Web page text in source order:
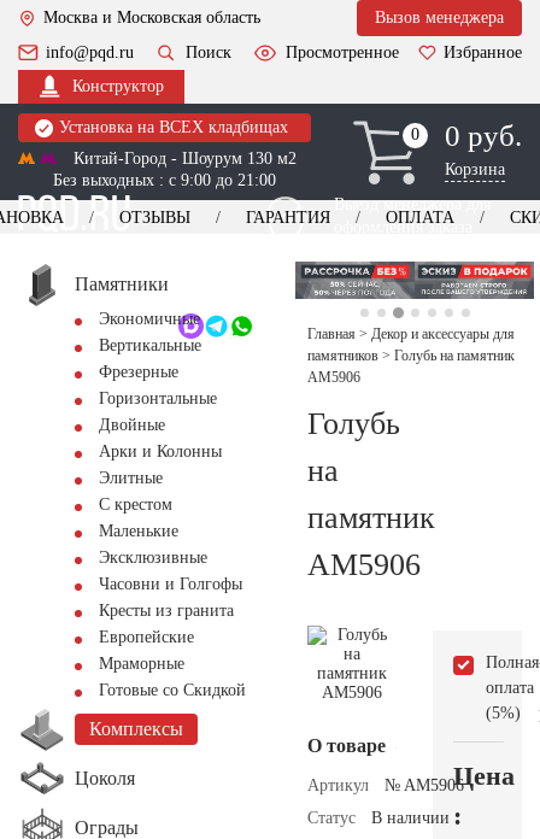
Москва и Московская область
Вызов менеджера
info@pqd.ru
Поиск Просмотренное
Избранное
Конструктор
Установка на ВСЕХ кладбищах
Китай-Город - Шоурум 130 м2
Без выходных : с 9:00 до 21:00
0
0 0 руб.
Корзина
Выезд менеджера для
оформления заказа
+7 (495) 518-44-23
Обратный звонок
ОТЗЫВЫ ГАРАНТИЯ ОПЛАТА
Памятники
Экономичные
Вертикальные
Фрезерные
Горизонтальные
Двойные
Арки и Колонны
Элитные
С крестом
Маленькие
Эксклюзивные
Часовни и Голгофы
Кресты из гранита
Европейские
Мраморные
Готовые со Скидкой
Комплексы
Цоколя
Ограды
Главная > Декор и аксессуары для
памятников > Голубь на памятник
AM5906
Голубь
на
памятник
AM5906
О товаре
Артикул
№ AM5906
Статус
В наличии
Полная
оплата
(5%)
Цена
: